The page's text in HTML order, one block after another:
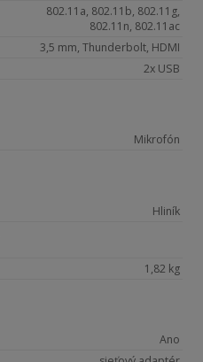
802.11a, 802.11b, 802.11g,
802.11n, 802.11ac
3,5 mm, Thunderbolt, HDMI
2x USB
Mikrofón
Hliník
1,82 kg
Ano